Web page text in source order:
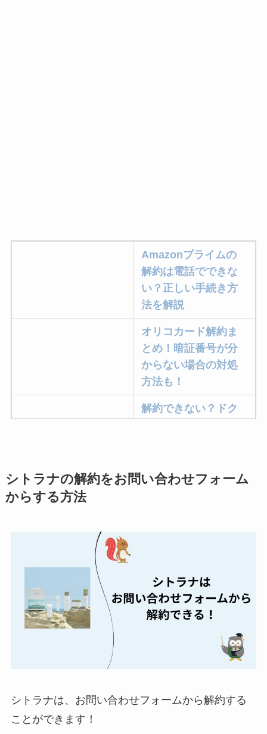
Amazonプライムの
解約は電話でできな
い？正しい手続き方
法を解説
オリコカード解約ま
とめ！暗証番号が分
からない場合の対処
方法も！
解約できない？ドク
解約方法まとめ！契
ベストタイミングを
詳しく解説！
ユンス美容液の解約
まとめ！電話が繋が
らない時の裏ワザ
Sivorune(シボルネ)
シトラナの解約をお問い合わせフォーム
からする方法
シトラナは、お問い合わせフォームから解約する
ことができます！